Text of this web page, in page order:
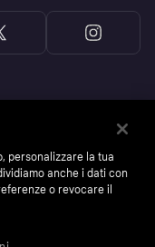
personalizzare la tua
anche i dati con
o revocare il